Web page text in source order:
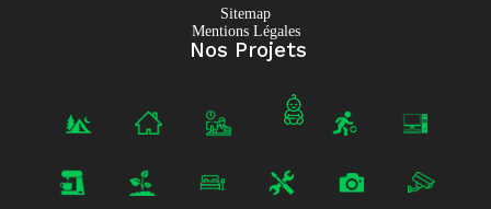
Sitemap
Mentions Légales
Nos Projets